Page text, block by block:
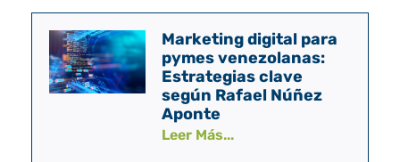
Marketing digital para
pymes venezolanas:
Estrategias clave
según Rafael Núñez
Aponte
Leer Más...